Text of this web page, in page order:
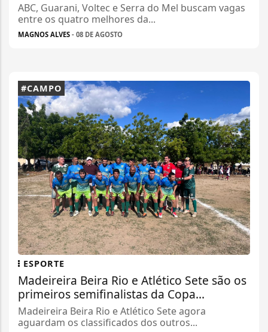
ABC, Guarani, Voltec e Serra do Mel buscam vagas
entre os quatro melhores da...
MAGNOS ALVES - 08 DE AGOSTO
#CAMPO
ESPORTE
Madeireira Beira Rio e Atlético Sete são os
primeiros semifinalistas da Copa...
Madeireira Beira Rio e Atlético Sete agora
aguardam os classificados dos outros...